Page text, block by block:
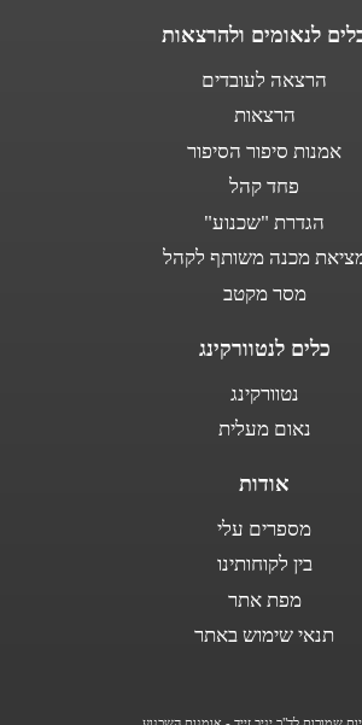
לנאומים ולהרצאות
הרצאה לעובדים
הרצאות
אמנות סיפור הסיפור
פחד קהל
הגדרת "שכנוע"
מכנה משותף לקהל
מסר מקטב
כלים לנטוורקינג
נטוורקינג
נאום מעלית
אודות
מספרים עלי
בין לקוחותינו
מפת אתר
תנאי שימוש באתר